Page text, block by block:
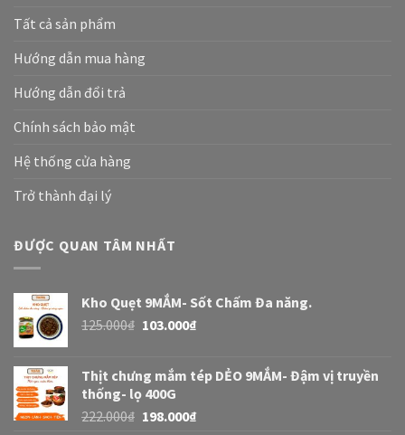
Tất cả sản phẩm
Hướng dẫn mua hàng
Hướng dẫn đổi trả
Chính sách bảo mật
Hệ thống cửa hàng
Trở thành đại lý
ĐƯỢC QUAN TÂM NHẤT
Kho Quẹt 9MẮM- Sốt Chấm Đa năng.
125.000₫ 103.000₫
Thịt chưng mắm tép DẺO 9MẮM- Đậm vị truyền
thống- lọ 400G
222.000₫ 198.000₫